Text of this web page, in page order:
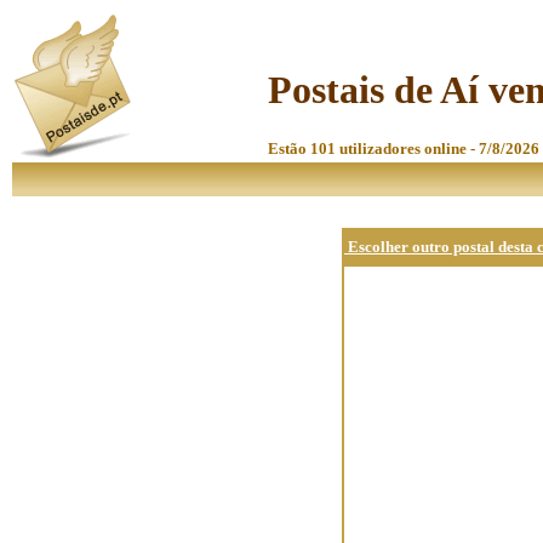
Postais de Aí
Estão 101 utilizadores online - 7/8/2026
Escolher outro postal desta